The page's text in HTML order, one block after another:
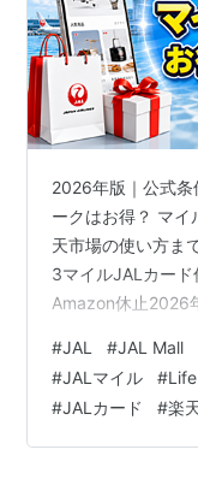
2026年版｜公式
ークはお得？ マイ
天市場の使い方ま
3マイルJALカー
Amazon休止2026
は？ 3．JALマイ
マイレージパーク
る？ 6．JAL Mall
とLSPを二重に進
#JAL #JAL Mall
#JALマイル #
#JALカード #楽